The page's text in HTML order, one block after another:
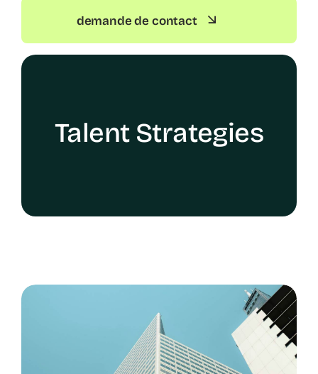
demande de contact
Talent Strategies